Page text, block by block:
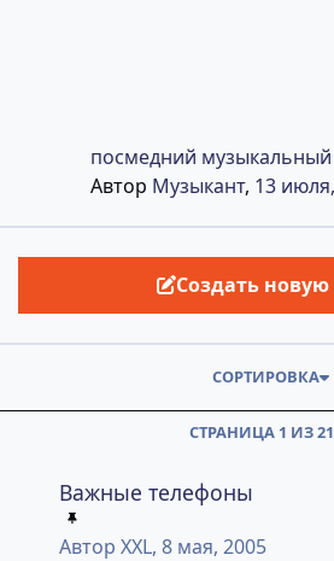
посмедний музыкальный
Автор Музыкант, 13
Создать
СТРАНИЦА 1 ИЗ 21
СОРТИРОВКА
Важные телефоны
Автор XXL, 8 мая, 2005